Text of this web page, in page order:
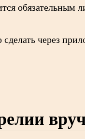
обязательным
через